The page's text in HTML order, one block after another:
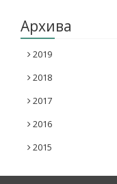
Архива
2019
2018
2017
2016
2015